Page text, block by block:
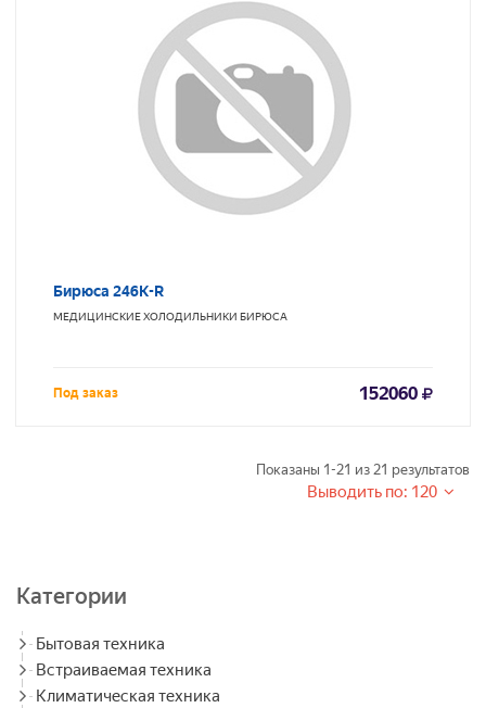
Бирюса 246K-R
МЕДИЦИНСКИЕ ХОЛОДИЛЬНИКИ БИРЮСА
Под заказ 152060
Показаны 1-21 из 21 результатов
Выводить по: 120
Категории
Бытовая техника
Встраиваемая техника
Климатическая техника